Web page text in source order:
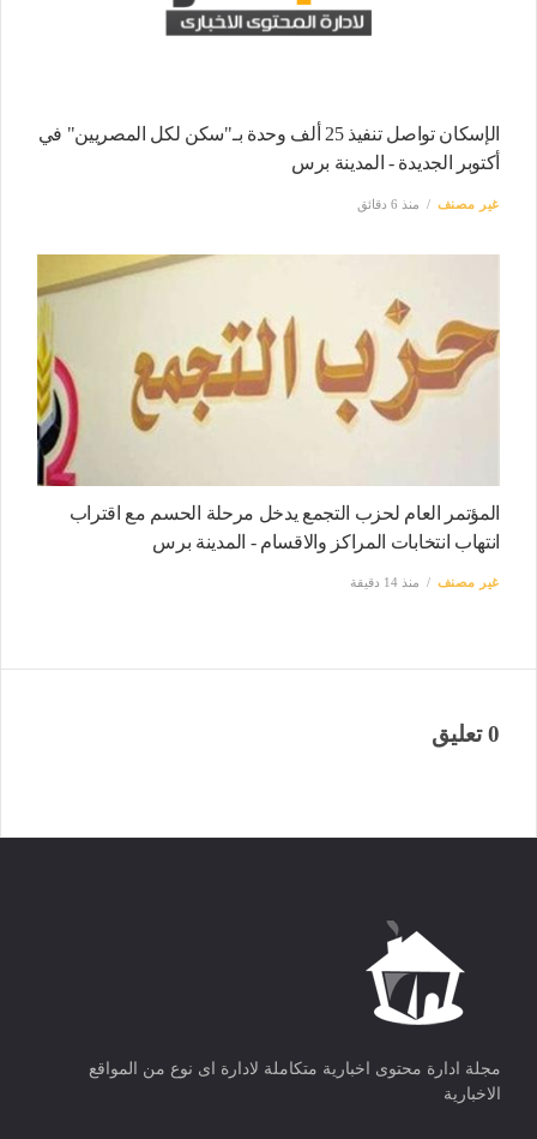
الإسكان تواصل تنفيذ 25 ألف وحدة بـ"سكن لكل المصريين" في
أكتوبر الجديدة - المدينة برس
غير مصنف منذ 6 دقائق
المؤتمر العام لحزب التجمع يدخل مرحلة الحسم مع اقتراب
انتهاب انتخابات المراكز والاقسام - المدينة برس
غير مصنف منذ 14 دقيقة
0 تعليق
مجلة ادارة محتوى اخبارية متكاملة لادارة اى نوع من المواقع
الاخبارية